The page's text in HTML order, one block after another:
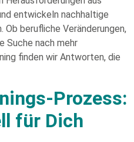
entwickeln nachhaltige
berufliche Veränderungen,
Suche nach mehr
finden wir Antworten, die
Prozess:
für Dich